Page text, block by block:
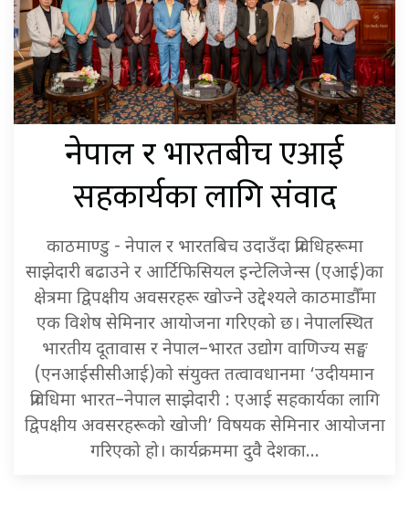
नेपाल रभारतबीच एआई
सहकार्यका लागि संवाद
काठमाण्डु - नेपाल र भारतबिच उदाउँदा प्रविधिहरूमा
साझेदारी बढाउने र आर्टिफिसियल इन्टेलिजेन्स (एआई)का
क्षेत्रमा द्विपक्षीय अवसरहरू खोज्ने उद्देश्यले काठमाडौँमा
एक विशेष सेमिनार आयोजना गरिएको छ। नेपालस्थित
भारतीय दूतावास र नेपाल–भारत उद्योग वाणिज्य सङ्घ
(एनआईसीसीआई)को संयुक्त तत्वावधानमा ‘उदीयमान
प्रविधिमा भारत–नेपाल साझेदारी : एआई सहकार्यका लागि
द्विपक्षीय अवसरहरूको खोजी’ विषयक सेमिनार आयोजना
गरिएको हो। कार्यक्रममा दुवै देशका…